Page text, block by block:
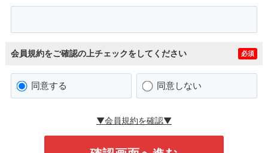
会員規約をご確認の上チェックをしてください 必須
同意する 同意しない
▼会員規約を確認▼